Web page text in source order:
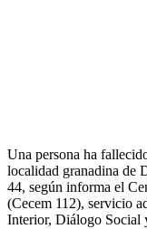
Una persona ha
localidad granadina de
44, según informa el
(Cecem 112), servicio
Interior, Diálogo Social